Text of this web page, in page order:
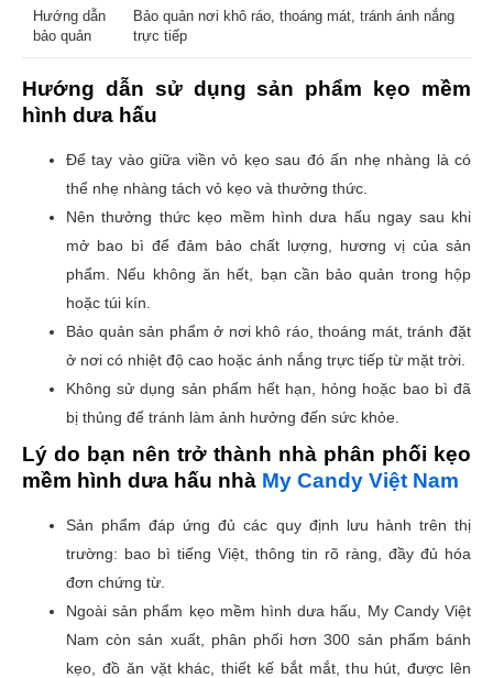
Hướng dẫn
bảo quản
Bảo quản nơi khô ráo, thoáng mát, tránh ánh nắng
trực tiếp
Hướng dẫn sử dụng sản phẩm kẹo mềm
hình dưa hấu
Để tay vào giữa viền vỏ kẹo sau đó ấn nhẹ nhàng là có
thể nhẹ nhàng tách vỏ kẹo và thưởng thức.
Nên thưởng thức kẹo mềm hình dưa hấu ngay sau khi
mở bao bì để đảm bảo chất lượng, hương vị của sản
phẩm. Nếu không ăn hết, bạn cần bảo quản trong hộp
hoặc túi kín.
Bảo quản sản phẩm ở nơi khô ráo, thoáng mát, tránh đặt
ở nơi có nhiệt độ cao hoặc ánh nắng trực tiếp từ mặt trời.
Không sử dụng sản phẩm hết hạn, hỏng hoặc bao bì đã
bị thủng để tránh làm ảnh hưởng đến sức khỏe.
Lý do bạn nên trở thành nhà phân phối kẹo
mềm hình dưa hấu nhà My Candy Việt Nam
Sản phẩm đáp ứng đủ các quy định lưu hành trên thị
trường: bao bì tiếng Việt, thông tin rõ ràng, đầy đủ hóa
đơn chứng từ.
Ngoài sản phẩm kẹo mềm hình dưa hấu, My Candy Việt
Nam còn sản xuất, phân phối hơn 300 sản phẩm bánh
kẹo, đồ ăn vặt khác, thiết kế bắt mắt, thu hút, được lên